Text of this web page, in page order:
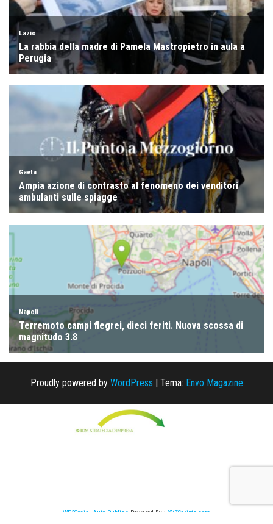
Proudly powered by WordPress | Tema: Envo Magazine
WP2Social Auto Publish Powered By : XYZScripts.com